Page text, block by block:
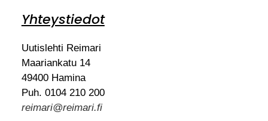
Yhteystiedot
Uutislehti Reimari
Maariankatu 14
49400 Hamina
Puh. 0104 210 200
reimari@reimari.fi